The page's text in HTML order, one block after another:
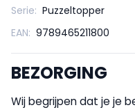
Serie: Puzzeltopper
EAN: 9789465211800
BEZORGING
Wij begrijpen dat je je